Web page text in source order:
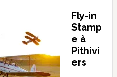
Fly-in
Stamp
e à
Pithivi
ers